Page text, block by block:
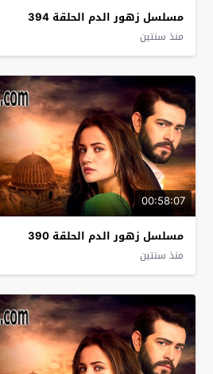
مسلسل زهور الدم الحلقة 394
منذ سنتين
00:58:07
مسلسل زهور الدم الحلقة 390
منذ سنتين